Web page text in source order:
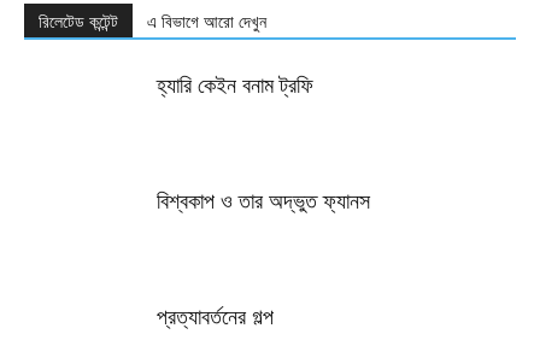
রিলেটেড কন্টেন্ট এ বিভাগে আরো দেখুন
হ্যারি কেইন বনাম ট্রফি
বিশ্বকাপ ও তার অদ্ভুত ফ্যানস
প্রত্যাবর্তনের গল্প